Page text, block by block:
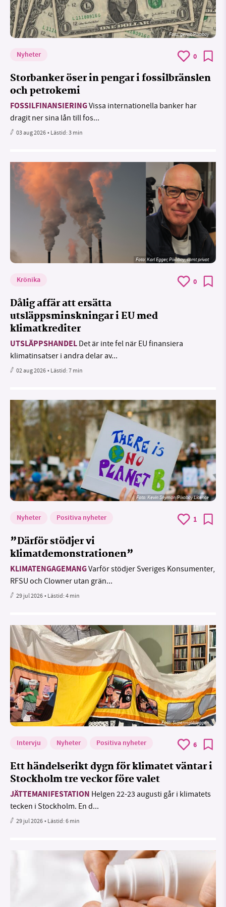
Foto:geralt/Pixabay
Nyheter 0
Storbanker öser in pengar i fossilbränslen
och petrokemi
FOSSILFINANSIERINGVissa internationella banker har
dragit ner sina lån till fos...
03 aug 2026• Lästid:3 min
Foto:Karl Egger, Pixabay, samt privat
Krönika 0
Dålig affär att ersätta
utsläppsminskningar i EU med
klimatkrediter
UTSLÄPPSHANDEL Det är inte fel när EU finansiera
klimatinsatser i andra delar av...
02 aug 2026• Lästid:7 min
Foto:Kevin Snyman/Pixabay Licence
Nyheter Positiva nyheter 1
”Därför stödjer vi
klimatdemonstrationen”
KLIMATENGAGEMANGVarför stödjer Sveriges Konsumenter,
RFSU och Clowner utan grän...
29 jul 2026• Lästid:4 min
Foto: Supermijöbloggen
Intervju Nyheter Positiva nyheter 6
Ett händelserikt dygn för klimatet väntar i
Stockholm tre veckor före valet
JÄTTEMANIFESTATION Helgen 22-23 augusti går i klimatets
tecken i Stockholm. En d...
29 jul 2026• Lästid:6 min